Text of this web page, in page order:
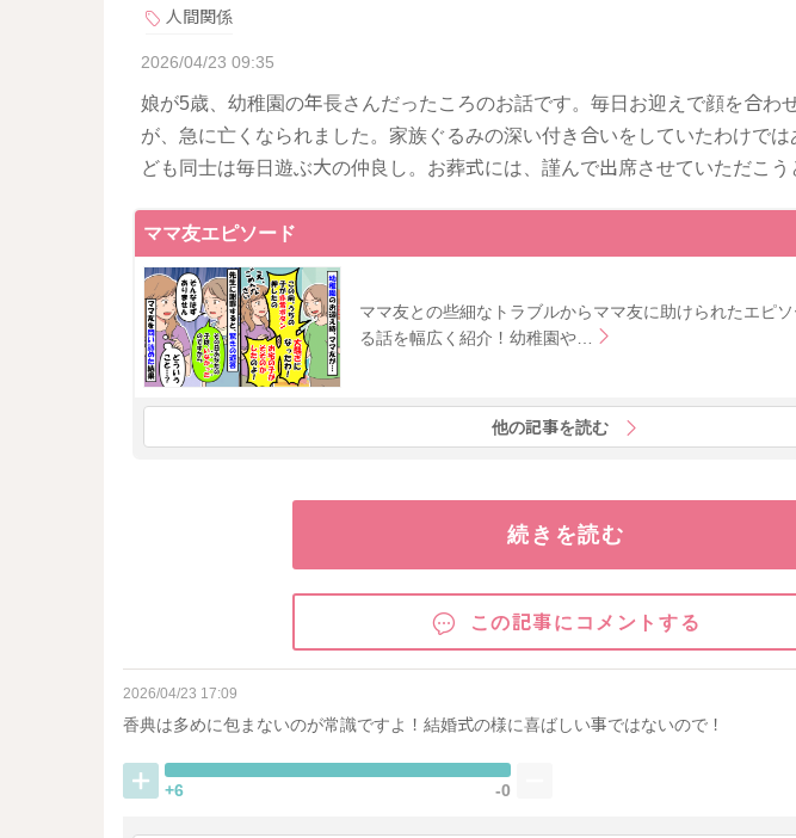
人間関係
2026/04/23 09:35
娘が5歳、幼稚園の年長さんだったころのお話です。毎日お迎えで顔を合わ
が、急に亡くなられました。家族ぐるみの深い付き合いをしていたわけで
ども同士は毎日遊ぶ大の仲良し。お葬式には、謹んで出席させていただこう
ママ友エピソード
ママ友との些細なトラブルからママ友に助けられたエピ
る話を幅広く紹介！幼稚園や…
他の記事を読む
続きを読む
この記事にコメントする
2026/04/23 17:09
香典は多めに包まないのが常識ですよ！結婚式の様に喜ばしい事ではないので！
+6 -0